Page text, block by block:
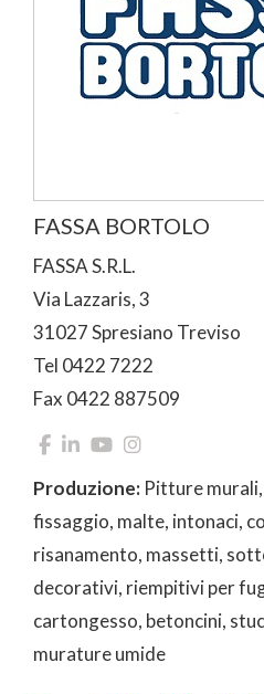
FASSA BORTOLO
FASSA S.R.L.
Via Lazzaris, 3
31027 Spresiano Treviso
Tel 0422 7222
Fax 0422 887509
Produzione: Pitture
fissaggio, malte, intonaci,
risanamento, massetti,
decorativi, riempitivi per
cartongesso, betoncini,
murature umide